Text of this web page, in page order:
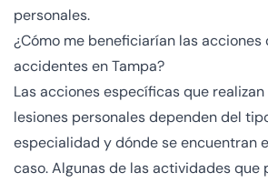
personales.
¿Cómo me beneficiarían las acciones
accidentes en Tampa?
Las acciones específicas que
lesiones personales dependen del
especialidad y dónde se encuentran
caso. Algunas de las actividades que